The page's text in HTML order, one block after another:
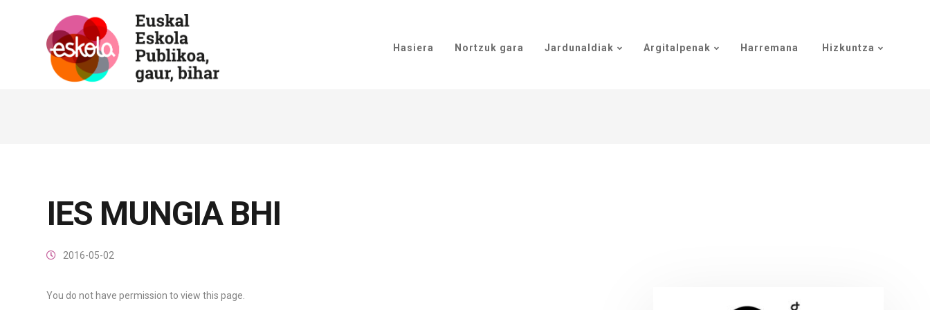
Hasiera Nortzuk gara Jardunaldiak Argitalpenak Harremana Hizkuntza
IES MUNGIA BHI
2016-05-02
You do not have permission to view this page.